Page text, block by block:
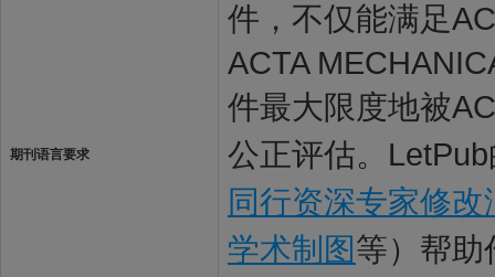
期刊语言要求
件，不仅能满足
ACTA
件最大限度地被
公正评估。
同行资深专家修改
学术制图等）帮助